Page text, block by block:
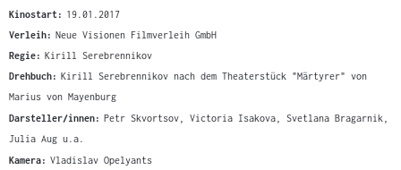
Kinostart: 19.01.2017
Verleih: Neue Visionen Filmverleih GmbH
Regie: Kirill Serebrennikov
Drehbuch: Kirill Serebrennikov nach dem Theaterstück "Märtyrer" von
Marius von Mayenburg
Darsteller/innen: Petr Skvortsov, Victoria Isakova, Svetlana Bragarnik,
Julia Aug u.a.
Kamera: Vladislav Opelyants